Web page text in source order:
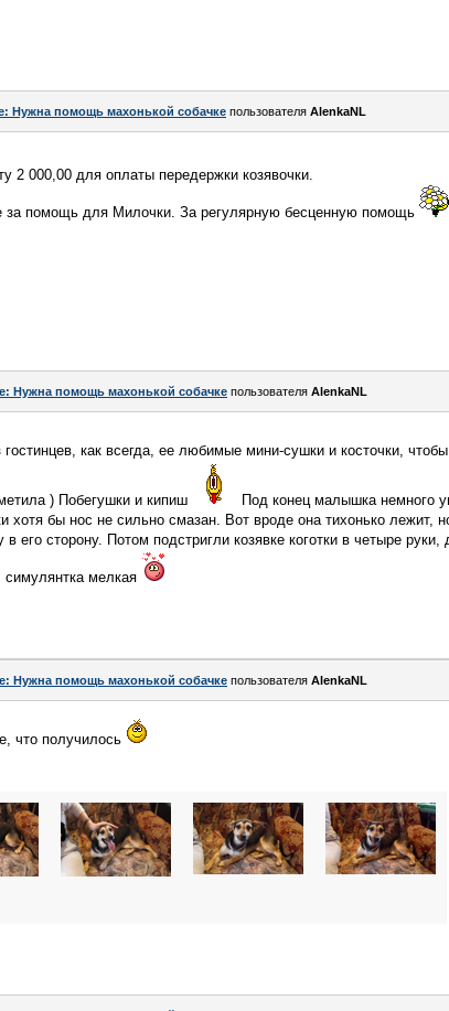
Нужна помощь махонькой собачке пользователя AlenkaNL
2 000,00 для оплаты передержки козявочки.
за помощь для Милочки. За регулярную бесценную помощь
Нужна помощь махонькой собачке пользователя AlenkaNL
как всегда, ее любимые мини-сушки и косточки,
) Побегушки и кипиш
Под конец малышка немного
хотя бы нос не сильно смазан. Вот вроде она тихонько лежит,
в его сторону. Потом подстригли козявке коготки в четыре
симулянтка мелкая
Нужна помощь махонькой собачке пользователя AlenkaNL
что получилось